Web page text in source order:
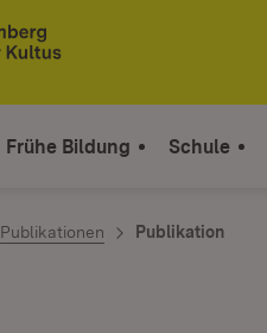
Frühe Bildung Schule
Publikationen Publikation